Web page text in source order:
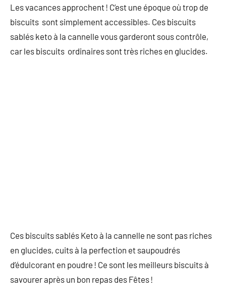
Les vacances approchent ! C’est une époque où trop de
biscuits sont simplement accessibles. Ces biscuits
sablés keto à la cannelle vous garderont sous contrôle,
car les biscuits ordinaires sont très riches en glucides.
Ces biscuits sablés Keto à la cannelle ne sont pas riches
en glucides, cuits à la perfection et saupoudrés
d’édulcorant en poudre ! Ce sont les meilleurs biscuits à
savourer après un bon repas des Fêtes !